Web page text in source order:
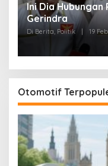
Ini Dia
Gerindra
Di Berita, Politik 19
Otomotif